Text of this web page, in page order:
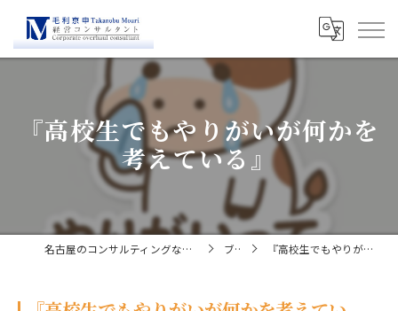
『高校生でもやりがいが何かを
考えている』
名古屋のコンサルティングなら経営コンサルタント毛利京申 ブログ 『高校生でもやりがいが何かを考えている』